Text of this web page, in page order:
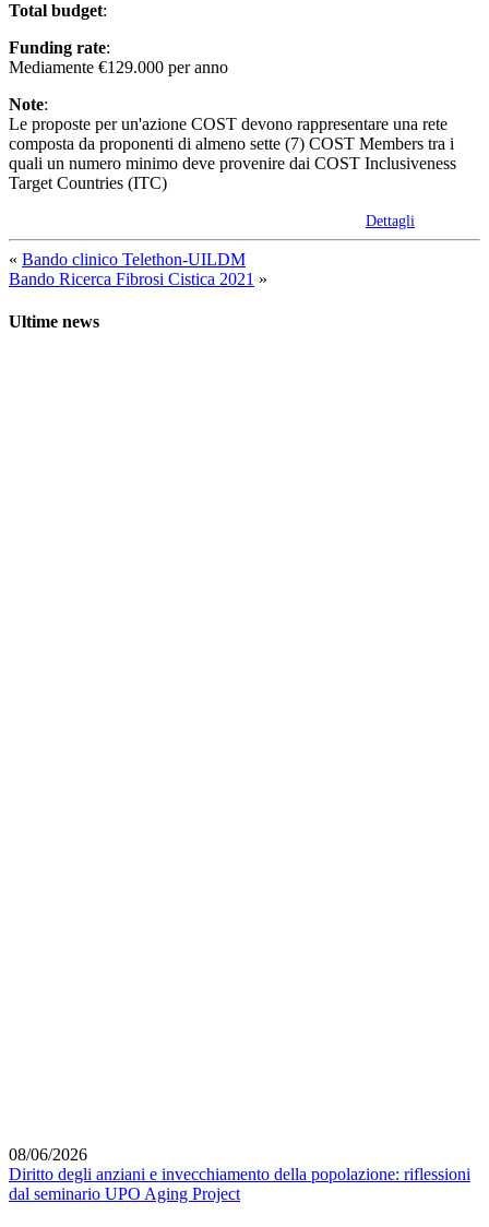
Total budget:
Funding rate:
Mediamente €129.000 per anno
Note:
Le proposte per un'azione COST devono rappresentare una rete
composta da proponenti di almeno sette (7) COST Members tra i
quali un numero minimo deve provenire dai COST Inclusiveness
Target Countries (ITC)
Dettagli
« Bando clinico Telethon-UILDM
Bando Ricerca Fibrosi Cistica 2021 »
Ultime news
08/06/2026
Diritto degli anziani e invecchiamento della popolazione: riflessioni
dal seminario UPO Aging Project